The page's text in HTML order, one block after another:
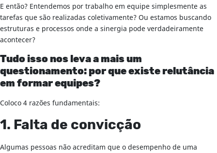
E então? Entendemos por trabalho em equipe simplesmente as
tarefas que são realizadas coletivamente? Ou estamos buscando
estruturas e processos onde a sinergia pode verdadeiramente
acontecer?
Tudo isso nos leva a mais um
questionamento: por que existe relutância
em formar equipes?
Coloco 4 razões fundamentais:
1. Falta de convicção
Algumas pessoas não acreditam que o desempenho de uma